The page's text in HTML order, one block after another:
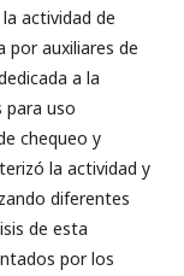
actividad de
por auxiliares de
a la
para uso
chequeo y
la actividad y
diferentes
de esta
por los